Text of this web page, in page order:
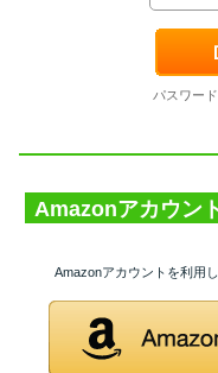
パスワー
Amazonアカウン
Amazonアカウントを利用